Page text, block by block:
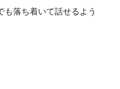
も落ち着いて話せるよう